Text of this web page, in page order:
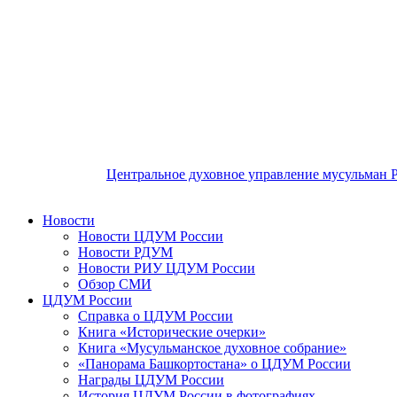
Центральное духовное управление мусульман
Новости
Новости ЦДУМ России
Новости РДУМ
Новости РИУ ЦДУМ России
Обзор СМИ
ЦДУМ России
Справка о ЦДУМ России
Книга «Исторические очерки»
Книга «Мусульманское духовное собрание»
«Панорама Башкортостана» о ЦДУМ России
Награды ЦДУМ России